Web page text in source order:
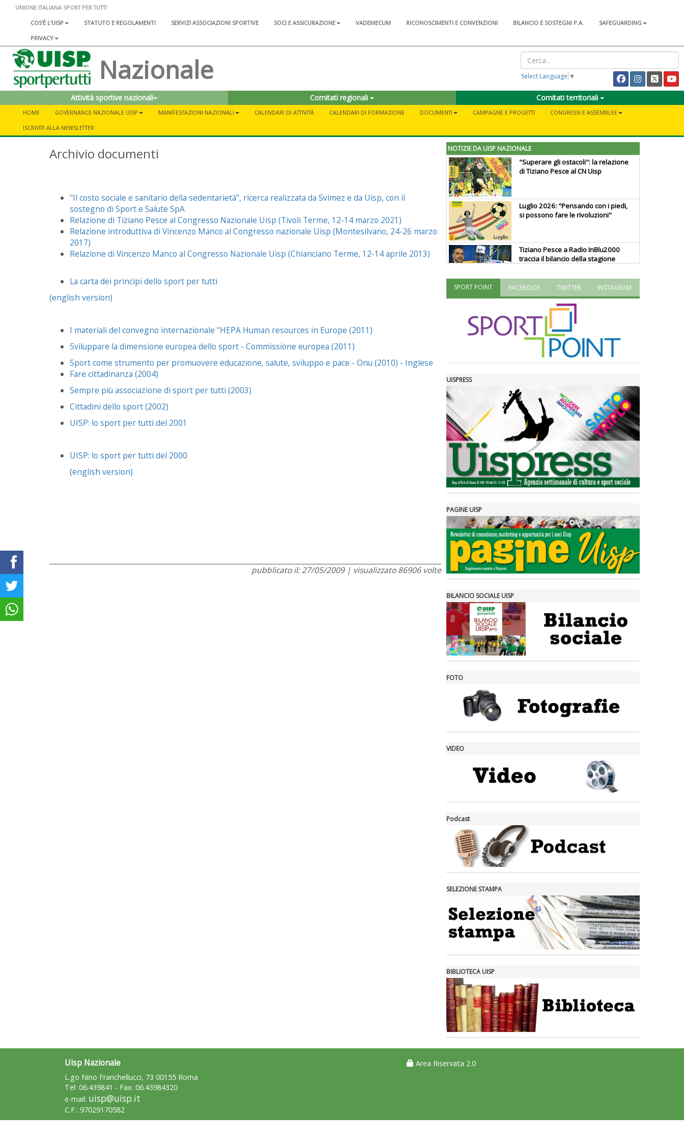
UNIONE ITALIANA SPORT PER TUTTI
COS'È L'UISP
STATUTO E REGOLAMENTI SERVIZI ASSOCIAZIONI SPORTIVE SOCI E ASSICURAZIONE VADEMECUM RICONOSCIMENTI E CONVENZIONI BILANCIO E SOSTEGNI P.A.
SAFEGUARDING
PRIVACY
Nazionale Select Language ▼
Attività sportive nazionali Comitati regionali Comitati territoriali
HOME GOVERNANCE NAZIONALE UISP MANIFESTAZIONI NAZIONALI CALENDARI DI ATTIVITÀ CALENDARI DI FORMAZIONE DOCUMENTI CAMPAGNE E PROGETTI
CONGRESSI E ASSEMBLEE
ISCRIVITI ALLA NEWSLETTER
Archivio documenti
"Il costo sociale e sanitario della sedentarietà", ricerca realizzata da Svimez e da Uisp, con il
sostegno di Sport e Salute SpA
Relazione di Tiziano Pesce al Congresso Nazionale Uisp (Tivoli Terme, 12-14 marzo 2021)
Relazione introduttiva di Vincenzo Manco al Congresso nazionale Uisp (Montesilvano, 24-26 marzo
2017)
Relazione di Vincenzo Manco al Congresso Nazionale Uisp (Chianciano Terme, 12-14 aprile 2013)
La carta dei principi dello sport per tutti
(english version)
I materiali del convegno internazionale "HEPA Human resources in Europe (2011)
Sviluppare la dimensione europea dello sport - Commissione europea (2011)
Sport come strumento per promuovere educazione, salute, sviluppo e pace - Onu (2010) - Inglese
Fare cittadinanza (2004)
Sempre più associazione di sport per tutti (2003)
Cittadini dello sport (2002)
UISP: lo sport per tutti del 2001
UISP: lo sport per tutti del 2000
(english version)
pubblicato il: 27/05/2009 | visualizzato 86906 volte
NOTIZIE DA UISP NAZIONALE
"Superare gli ostacoli": la relazione
di Tiziano Pesce al CN Uisp
Luglio 2026: "Pensando con i piedi,
si possono fare le rivoluzioni"
Tiziano Pesce a Radio InBlu2000
traccia il bilancio della stagione
valorizzi le nostre specificità"
La formazione Uisp rallenta ma
prosegue anche in estate
Fondazione Terzjus: prima riunione
a Roma
SPORT POINT FACEBOOK TWITTER INSTAGRAM
UISPRESS
PAGINE UISP
BILANCIO SOCIALE UISP
FOTO
VIDEO
Podcast
SELEZIONE STAMPA
BIBLIOTECA UISP
Uisp Nazionale
L.go Nino Franchellucci, 73 00155 Roma
Tel: 06.439841 - Fax: 06.43984320
e-mail: uisp@uisp.it
C.F.: 97029170582
Area Riservata 2.0